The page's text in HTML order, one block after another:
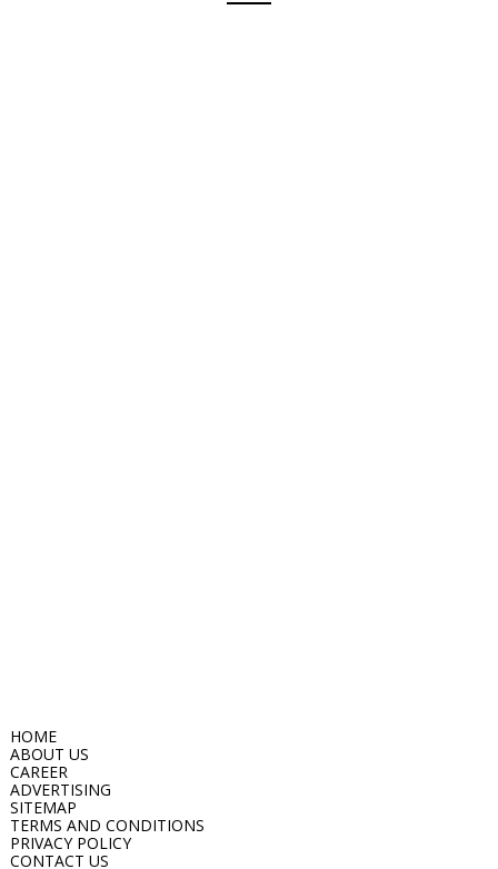
HOME
ABOUT US
CAREER
ADVERTISING
SITEMAP
TERMS AND CONDITIONS
PRIVACY POLICY
CONTACT US